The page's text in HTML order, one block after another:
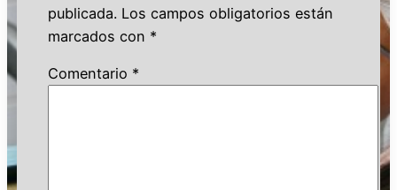
publicada. Los campos obligatorios están
marcados con *
Comentario *